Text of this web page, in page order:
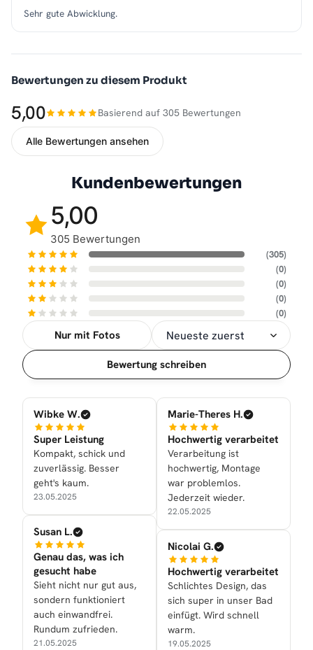
Sehr gute Abwicklung.
Bewertungen zu diesem Produkt
5,00 Basierend auf 305 Bewertungen
Alle Bewertungen ansehen
Kundenbewertungen
5,00
305 Bewertungen
(305)
(0)
(0)
(0)
(0)
Nur mit Fotos
Sortierung
Bewertung schreiben
Wibke W.
Super Leistung
Kompakt, schick und
zuverlässig. Besser
geht's kaum.
23.05.2025
Susan L.
Genau das, was ich
gesucht habe
Sieht nicht nur gut aus,
sondern funktioniert
auch einwandfrei.
Rundum zufrieden.
21.05.2025
Marie-Theres H.
Hochwertig verarbeitet
Verarbeitung ist
hochwertig, Montage
war problemlos.
Jederzeit wieder.
22.05.2025
Nicolai G.
Hochwertig verarbeitet
Schlichtes Design, das
sich super in unser Bad
einfügt. Wird schnell
warm.
19.05.2025